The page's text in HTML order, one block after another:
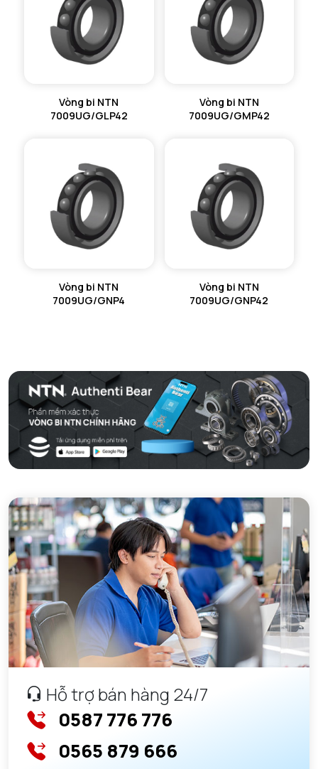
Vòng bi NTN
7009UG/GLP42
Vòng bi NTN
7009UG/GMP42
Vòng bi NTN
7009UG/GNP4
Vòng bi NTN
7009UG/GNP42
Hỗ trợ bán hàng 24/7
0587 776 776
0565 879 666